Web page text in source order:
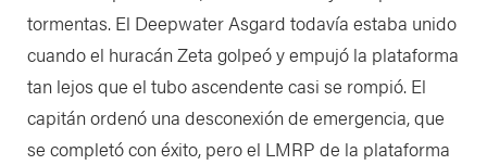
tormentas. El Deepwater Asgard todavía estaba unido
cuando el huracán Zeta golpeó y empujó la plataforma
tan lejos que el tubo ascendente casi se rompió. El
capitán ordenó una desconexión de emergencia, que
se completó con éxito, pero el LMRP de la plataforma